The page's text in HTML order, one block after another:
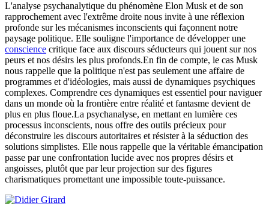
L'analyse psychanalytique du phénomène Elon Musk et de son
rapprochement avec l'extrême droite nous invite à une réflexion
profonde sur les mécanismes inconscients qui façonnent notre
paysage politique. Elle souligne l'importance de développer une
conscience critique face aux discours séducteurs qui jouent sur nos
peurs et nos désirs les plus profonds.En fin de compte, le cas Musk
nous rappelle que la politique n'est pas seulement une affaire de
programmes et d'idéologies, mais aussi de dynamiques psychiques
complexes. Comprendre ces dynamiques est essentiel pour naviguer
dans un monde où la frontière entre réalité et fantasme devient de
plus en plus floue.La psychanalyse, en mettant en lumière ces
processus inconscients, nous offre des outils précieux pour
déconstruire les discours autoritaires et résister à la séduction des
solutions simplistes. Elle nous rappelle que la véritable émancipation
passe par une confrontation lucide avec nos propres désirs et
angoisses, plutôt que par leur projection sur des figures
charismatiques promettant une impossible toute-puissance.